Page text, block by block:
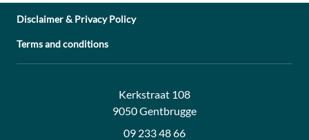
Disclaimer & Privacy Policy
Terms and conditions
Contact:
Address:
Kerkstraat 108
9050 Gentbrugge
09 233 48 66